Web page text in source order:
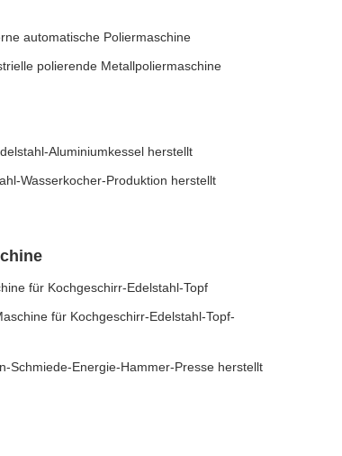
automatische Poliermaschine
polierende Metallpoliermaschine
Aluminiumkessel herstellt
Wasserkocher-Produktion herstellt
für Kochgeschirr-Edelstahl-Topf
für Kochgeschirr-Edelstahl-Topf-
Schmiede-Energie-Hammer-Presse herstellt